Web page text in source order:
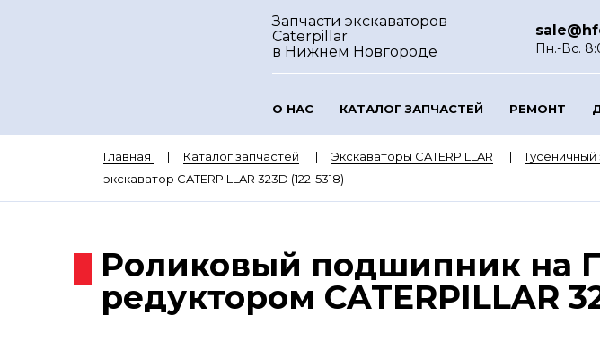
Запчасти экскаваторов
Caterpillar
в Нижнем Новгороде
Пн.-Вс.
О НАС КАТАЛОГ ЗАПЧАСТЕЙ РЕМОНТ
Главная Каталог запчастей Экскаваторы CATERPILLAR Гусеничный
экскаватор CATERPILLAR 323D (122-5318)
Роликовый подшипник на
редуктором CATERPILLAR